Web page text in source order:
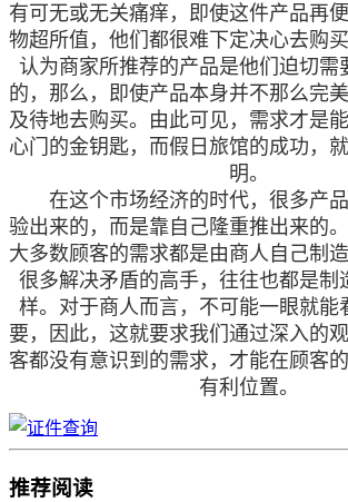
有可无或无关痛痒，即使这件产品再
物超所值，他们都很难下定决心去购
认为商家所推荐的产品是他们迫切需
的，那么，即使产品本身并不那么完
及待地去购买。由此可见，需求才是
心门的金钥匙，而假日旅馆的成功，
明。
在这个市场经济的时代，很多产品
验出来的，而是靠自己隆重推出来的。
大多数顾客的需求都是由商人自己制
很多解决矛盾的高手，往往也都是制
样。对于商人而言，不可能一眼就能
要，因此，这就要求我们通过深入的
客都没有意识到的需求，才能在顾客
有利位置。
推荐阅读